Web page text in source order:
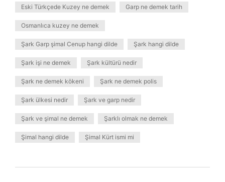
Eski Türkçede Kuzey ne demek Garp ne demek tarih
Osmanlıca kuzey ne demek
Şark Garp şimal Cenup hangi dilde Şark hangi dilde
Şark işi ne demek Şark kültürü nedir
Şark ne demek kökeni Şark ne demek polis
Şark ülkesi nedir Şark ve garp nedir
Şark ve şimal ne demek Şarklı olmak ne demek
Şimal hangi dilde Şimal Kürt ismi mi